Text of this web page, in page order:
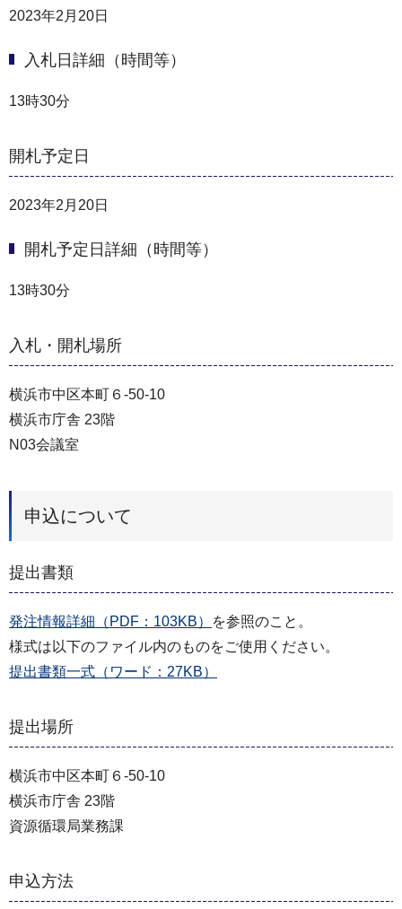
2023年2月20日
入札日詳細（時間等）
13時30分
開札予定日
2023年2月20日
開札予定日詳細（時間等）
13時30分
入札・開札場所
横浜市中区本町６-50-10
横浜市庁舎 23階
N03会議室
申込について
提出書類
発注情報詳細（PDF：103KB）
を参照のこと。
様式は以下のファイル内のものをご使用ください。
提出書類一式（ワード：27KB）
提出場所
横浜市中区本町６-50-10
横浜市庁舎 23階
資源循環局業務課
申込方法